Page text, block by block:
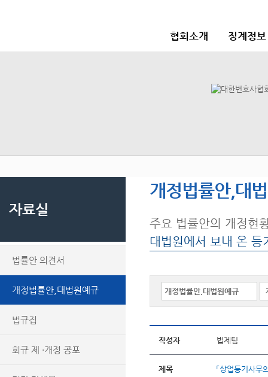
협회소개 징계정
자료실
법률안 의견서
개정법률안,대법원예규
법규집
회규 제 ·개정 공포
개정법률안,대
주요 법률안의 개정현
대법원에서 보내 온 등
작성자 법제팀
제목 「상업등기사무